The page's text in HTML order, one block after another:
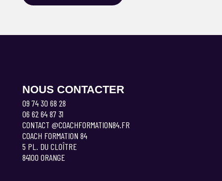
NOUS CONTACTER
09 74 30 68 28
06 62 64 87 31
CONTACT @COACHFORMATION84.FR
COACH FORMATION 84
5 PL. DU CLOÎTRE
84100 ORANGE